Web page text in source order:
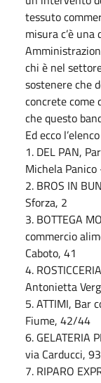
tessuto
misura c’è
chi è nel
sostenere che
concrete come
che questo
Ed ecco
1. DEL PAN,
Michela
2. BROS IN
Sforza, 2
3. BOTTEGA
commercio
Caboto, 41
4.
Antonietta
5. ATTIMI, Bar
Fiume, 42/44
6. GELATERIA
via Carducci,
7. RIPARO